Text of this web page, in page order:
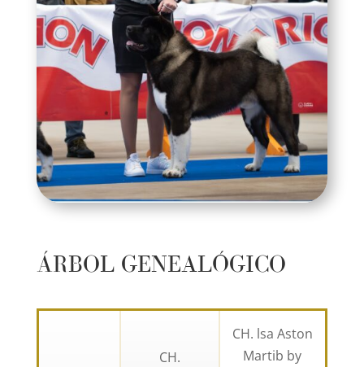
ÁRBOL GENEALÓGICO
CH.
CH. lsa Aston
Martib by